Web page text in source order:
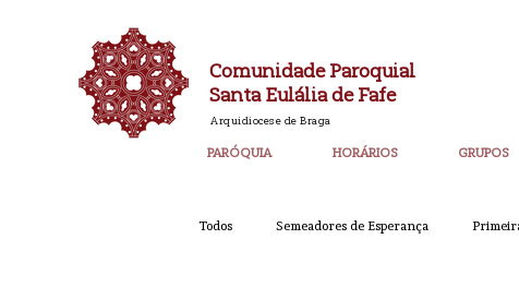
Comunidade Paroquial
Santa Eulália de Fafe
Arquidiocese de Braga
PARÓQUIA HORÁRIOS GRUPOS
Todos Semeadores de Esperança